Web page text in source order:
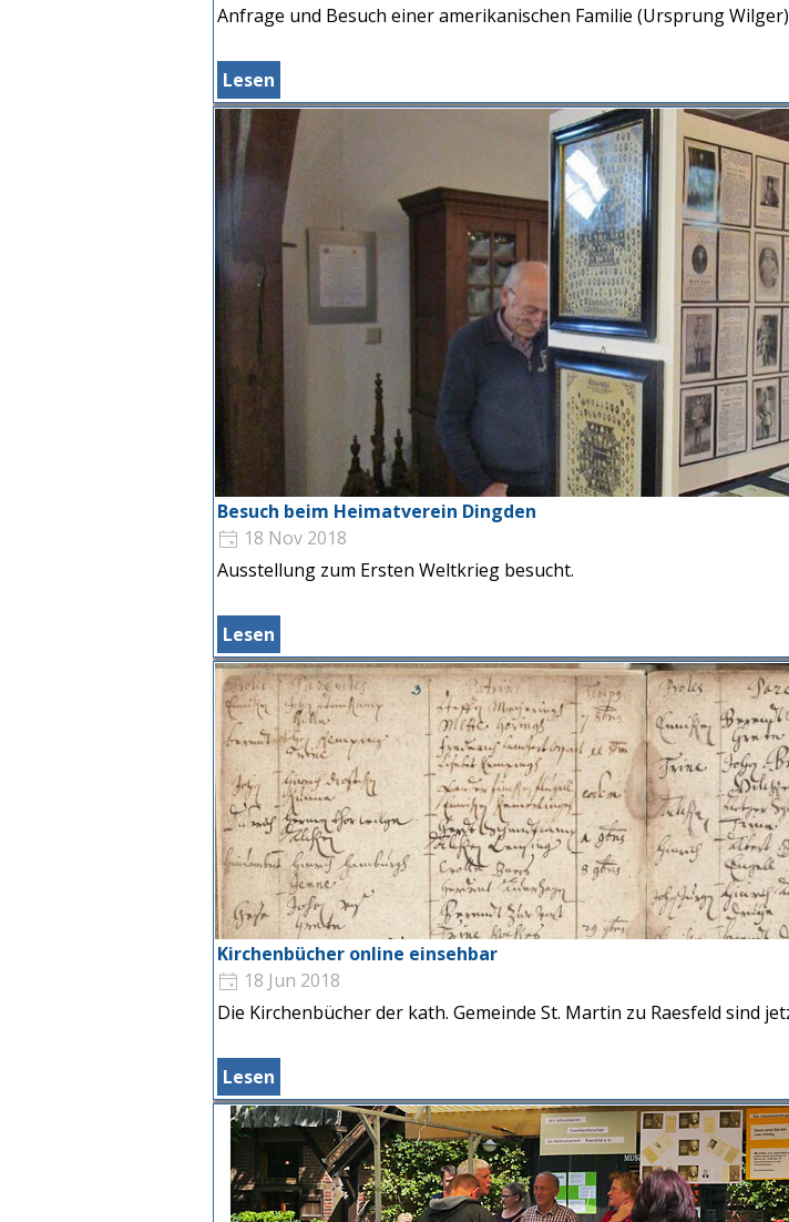
Anfrage und Besuch einer amerikanischen Familie (Ursprung
Lesen
Besuch beim Heimatverein Dingden
18 Nov 2018
Ausstellung zum Ersten Weltkrieg besucht.
Lesen
Kirchenbücher online einsehbar
18 Jun 2018
Die Kirchenbücher der kath. Gemeinde St. Martin zu Raesfeld sind
Lesen